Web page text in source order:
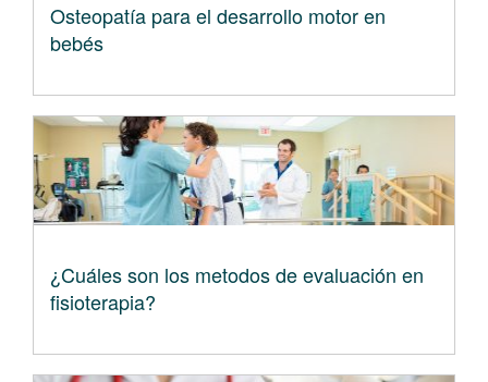
Osteopatía para el desarrollo motor en
bebés
¿Cuáles son los metodos de evaluación en
fisioterapia?